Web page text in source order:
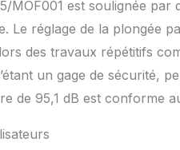
MOF001 est soulignée
Le réglage de la plongée
des travaux répétitifs
un gage de sécurité,
de 95,1 dB est conforme